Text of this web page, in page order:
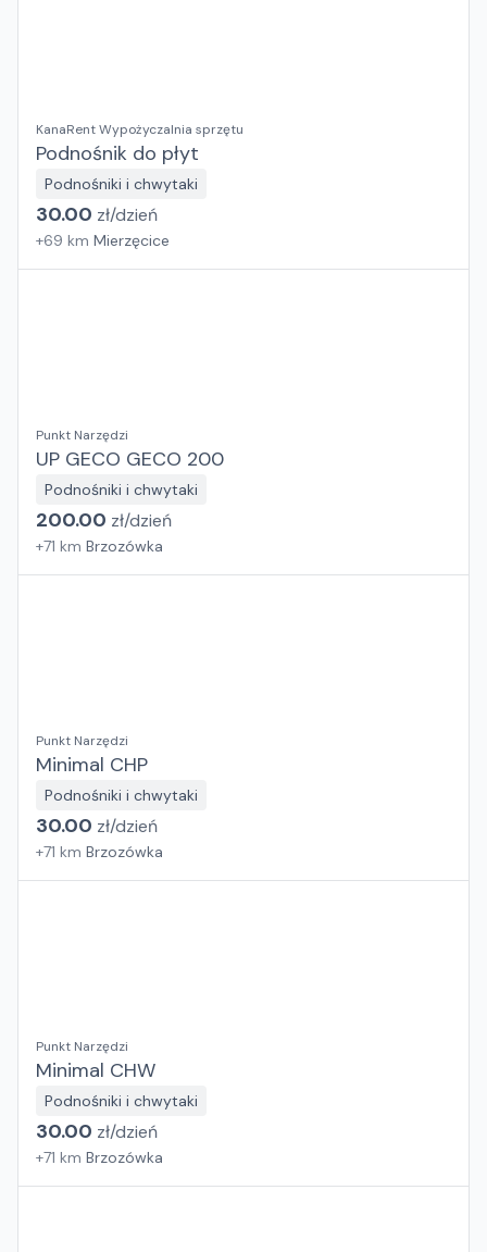
KanaRent Wypożyczalnia sprzętu
Podnośnik do płyt
Podnośniki i chwytaki
30.00 zł/dzień
+69 km Mierzęcice
Punkt Narzędzi
UP GECO GECO 200
Podnośniki i chwytaki
200.00 zł/dzień
+71 km Brzozówka
Punkt Narzędzi
Minimal CHP
Podnośniki i chwytaki
30.00 zł/dzień
+71 km Brzozówka
Punkt Narzędzi
Minimal CHW
Podnośniki i chwytaki
30.00 zł/dzień
+71 km Brzozówka